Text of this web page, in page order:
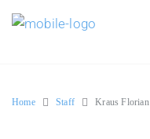
Home Staff Kraus Florian